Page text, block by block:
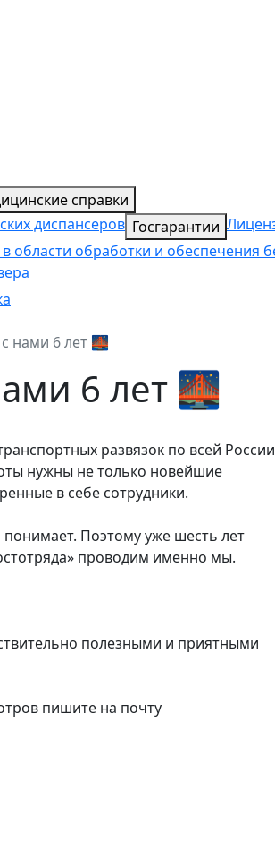
справки
диспансеров Госгарантии
области обработки и обеспечения
нами 6 лет 🌉
6 лет 🌉
развязок по всей России
нужны не только новейшие
в себе сотрудники.
Поэтому уже шесть лет
проводим именно мы.
полезными и приятными
пишите на почту